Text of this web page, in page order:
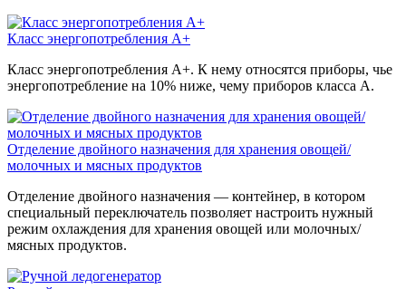
Класс энергопотребления А+
Класс энергопотребления А+. К нему относятся приборы, чье
энергопотребление на 10% ниже, чему приборов класса А.
Отделение двойного назначения для хранения овощей/
молочных и мясных продуктов
Отделение двойного назначения — контейнер, в котором
специальный переключатель позволяет настроить нужный
режим охлаждения для хранения овощей или молочных/
мясных продуктов.